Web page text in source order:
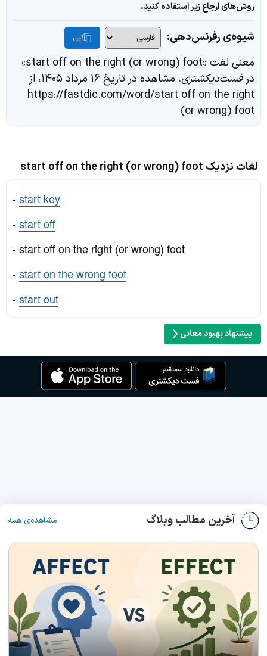
روش‌های ارجاع زیر استفاده کنید.
شیوه‌ی رفرنس‌دهی: کپی
معنی لغت «start off on the right (or wrong) foot»
درفست‌دیکشنری
. مشاهده در تاریخ ۱۶ مرداد ۱۴۰۵، از
https://fastdic.com/word/start off on the right
(or wrong) foot
لغات نزدیک start off on the right (or wrong) foot
-start key
-start off
- start off on the right (or wrong) foot
-start on the wrong foot
-start out
پیشنهاد بهبود معانی
آخرین مطالب وبلاگ مشاهده‌ی همه